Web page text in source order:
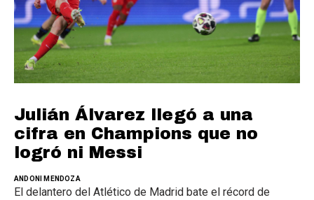
Julián Álvarez llegó a una
cifra en Champions que no
logró ni Messi
ANDONI MENDOZA
El delantero del Atlético de Madrid bate el récord de